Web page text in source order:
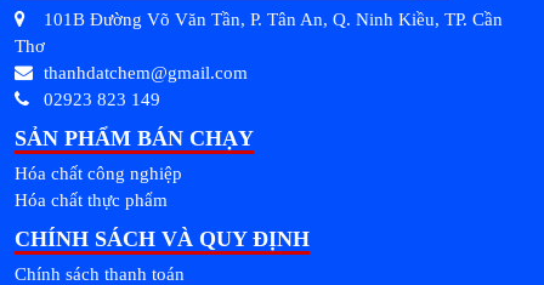
101B Đường Võ Văn Tần, P. Tân An, Q. Ninh Kiều, TP. Cần
Thơ
thanhdatchem@gmail.com
02923 823 149
SẢN PHẨM BÁN CHẠY
Hóa chất công nghiệp
Hóa chất thực phẩm
CHÍNH SÁCH VÀ QUY ĐỊNH
Chính sách thanh toán